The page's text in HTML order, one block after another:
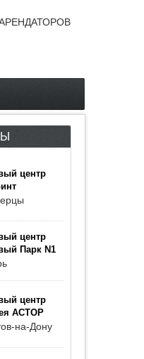
центр
центр
Парк N1
центр
АСТОР
на-Дону